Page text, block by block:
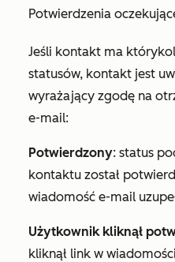
Potwierdzenia
Jeśli kontakt ma
statusów, kontakt jest
wyrażający zgodę na
e-mail:
Potwierdzony: status
kontaktu został
wiadomość e-mail
Użytkownik kliknął
kliknął link w